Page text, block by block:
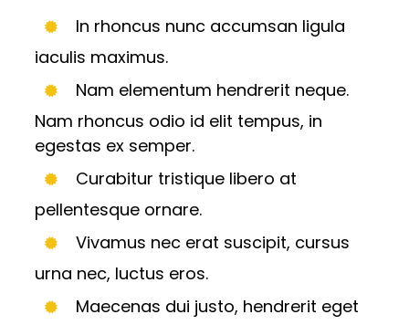
In rhoncus nunc accumsan ligula
iaculis maximus.
Nam elementum hendrerit neque.
Nam rhoncus odio id elit tempus, in
egestas ex semper.
Curabitur tristique libero at
pellentesque ornare.
Vivamus nec erat suscipit, cursus
urna nec, luctus eros.
Maecenas dui justo, hendrerit eget